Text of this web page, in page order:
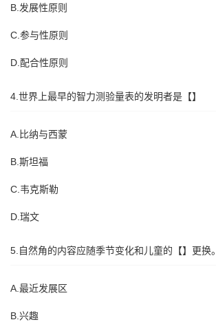
B.发展性原则
C.参与性原则
D.配合性原则
4.世界上最早的智力测验量表的发明者是【】
A.比纳与西蒙
B.斯坦福
C.韦克斯勒
D.瑞文
5.自然角的内容应随季节变化和儿童的【】更换。
A.最近发展区
B.兴趣